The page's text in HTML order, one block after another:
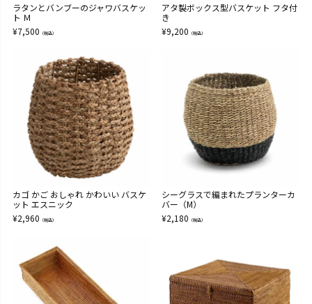
ラタンとバンブーのジャワバスケッ
ト Ｍ
¥7,500 （税込）
アタ製ボックス型バスケット フタ付
き
¥9,200 （税込）
カゴ かご おしゃれ かわいい バスケ
ット エスニック
¥2,960 （税込）
シーグラスで編まれたプランターカ
バー（M）
¥2,180 （税込）